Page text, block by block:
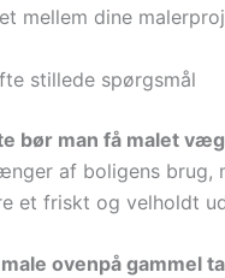
mellem dine
stillede spørgsmål
bør man få malet
af boligens
et friskt og velholdt
ovenpå gammel